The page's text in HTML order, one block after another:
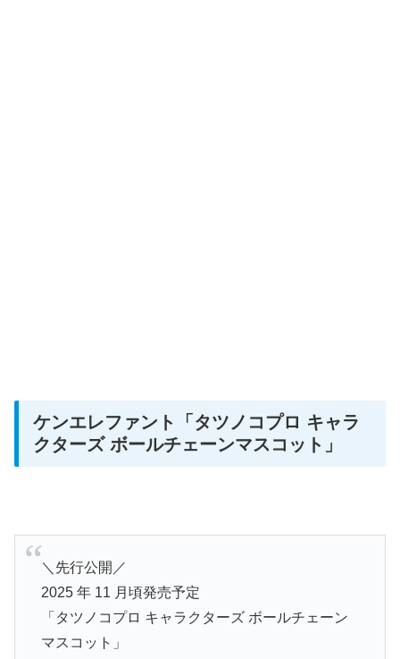
ケンエレファント
「タツノコプロ キャラ
クターズ ボールチェーンマスコット」
＼先⾏公開／
2025 年 11 ⽉頃発売予定
「タツノコプロ キャラクターズ ボールチェーン
マスコット」